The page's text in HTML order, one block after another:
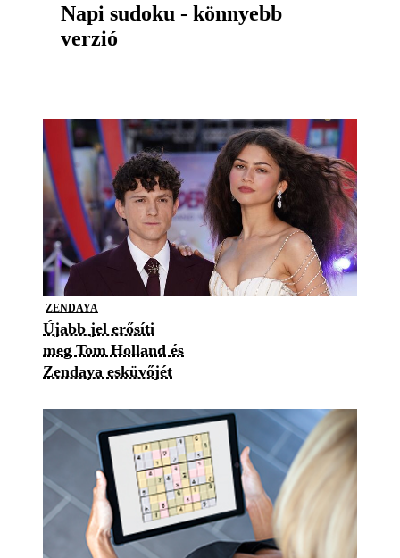
Napi sudoku - könnyebb
verzió
ZENDAYA
Újabb jel erősíti
meg Tom Holland és
Zendaya esküvőjét